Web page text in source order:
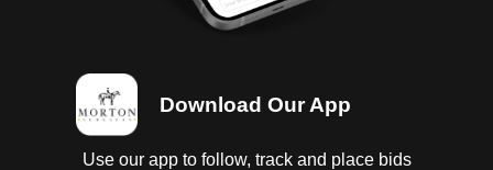
Download Our App
Use our app to follow, track and place bids